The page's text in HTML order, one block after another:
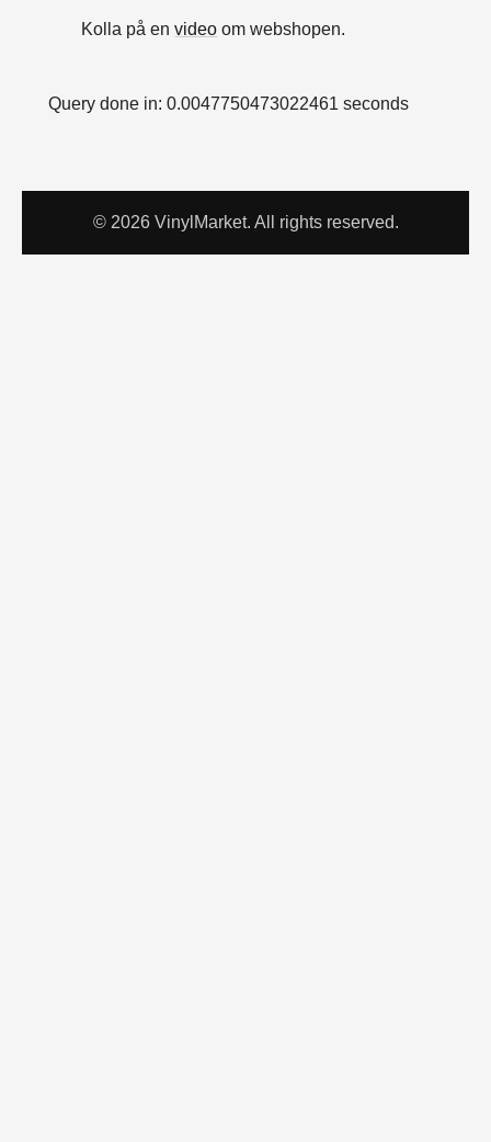
Kolla på envideo om webshopen.
Query done in: 0.0047750473022461 seconds
© 2026 VinylMarket. All rights reserved.